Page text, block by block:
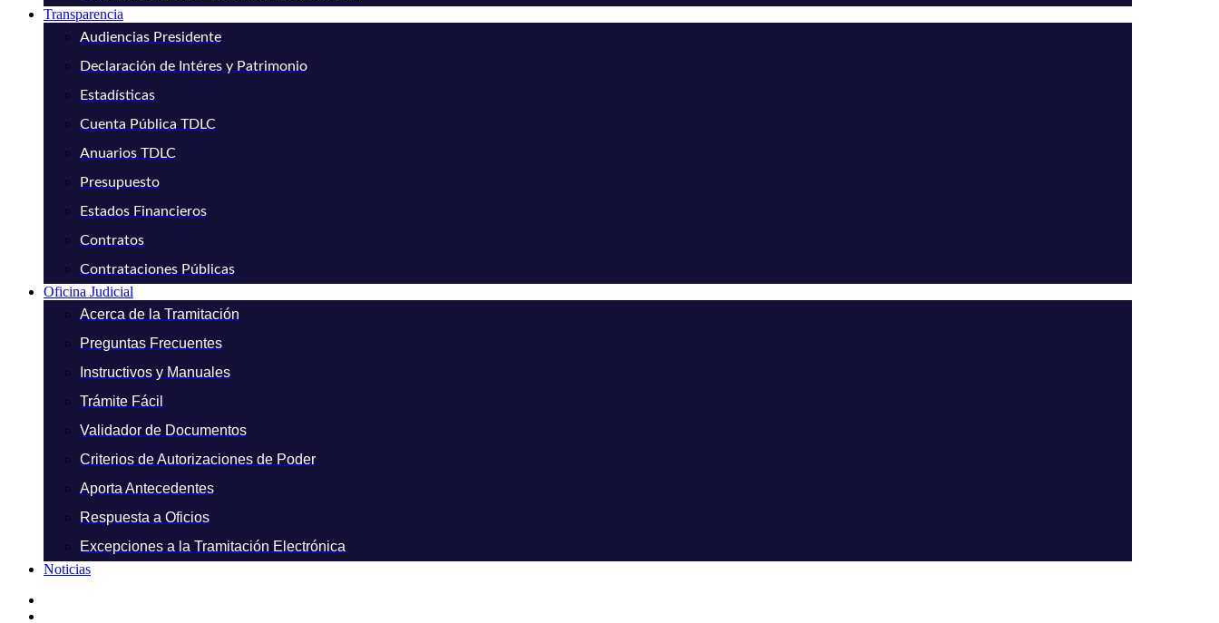
Transparencia
Audiencias Presidente
Declaración de Intéres y Patrimonio
Estadísticas
Cuenta Pública TDLC
Anuarios TDLC
Presupuesto
Estados Financieros
Contratos
Contrataciones Públicas
Oficina Judicial
Acerca de la Tramitación
Preguntas Frecuentes
Instructivos y Manuales
Trámite Fácil
Validador de Documentos
Criterios de Autorizaciones de Poder
Aporta Antecedentes
Respuesta a Oficios
Excepciones a la Tramitación Electrónica
Noticias